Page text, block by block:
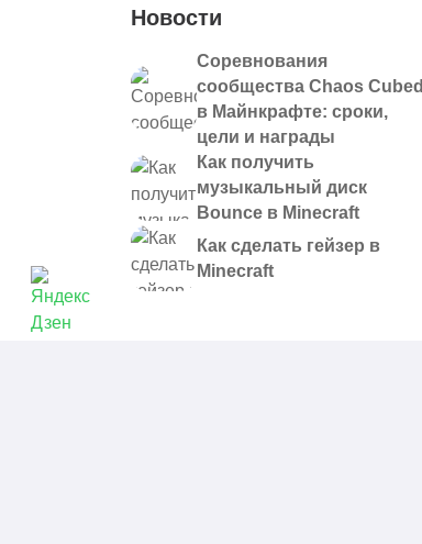
Новости
Соревнования
сообщества Chaos Cubed
в Майнкрафте: сроки,
цели и награды
Как получить
музыкальный диск
Bounce в Minecraft
Как сделать гейзер в
Minecraft